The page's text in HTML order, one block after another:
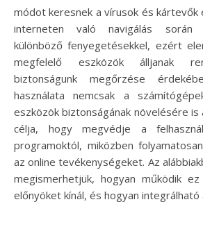
módot keresnek a vírusok és kártevők
interneten való navigálás során
különböző fenyegetésekkel, ezért
megfelelő eszközök álljanak
biztonságunk megőrzése
használata nemcsak a
eszközök biztonságának növelésére is
célja, hogy megvédje a
programoktól, miközben
az online tevékenységeket. Az
megismerhetjük, hogyan működik
előnyöket kínál, és hogyan integrálható